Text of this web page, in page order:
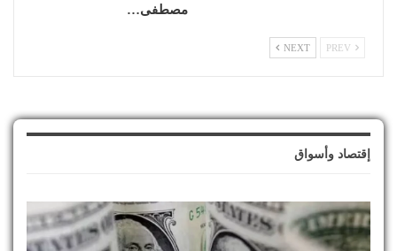
مصطفى…
NEXT
إقتصاد وأسواق